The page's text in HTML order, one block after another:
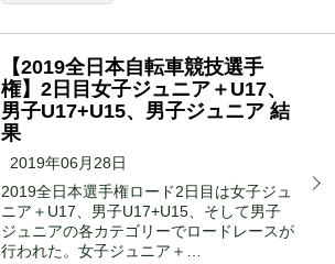
【2019全日本自転車競技選手
権】2日目女子ジュニア＋U17、
男子U17+U15、男子ジュニア 結
果
2019年06月28日
2019全日本選手権ロード2日目は女子ジュ
ニア＋U17、男子U17+U15、そして男子
ジュニアの各カテゴリーでロードレースが
行われた。女子ジュニア＋…